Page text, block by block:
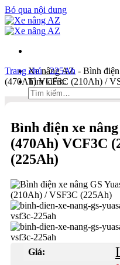
Bỏ qua nội dung
Xe nâng AZ
Tìm kiếm:
Duy Hòa
0903 333 581
Kinh Doanh
0934 166 552
Bản đồ
Liên hệ
Tìm kiếm:
Trang chủ-225Ah - Bình
(470Ah) VCF3C (210Ah) /
Bình điện xe
(470Ah) VCF3C
(225Ah)
Giá: